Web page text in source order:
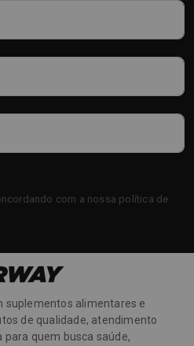
com a nossa política de
suplementos alimentares e
de qualidade, atendimento
quem busca saúde,